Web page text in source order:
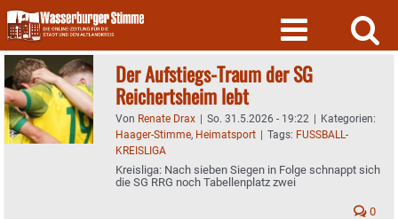
Skip
to
content
Der Aufstiegs-Traum der SG
Reichertsheim lebt
Von Renate Drax | So. 31.5.2026 - 19:22 | Kategorien:
Haager-Stimme, Heimatsport | Tags: FUSSBALL-
KREISLIGA
Kreisliga: Nach sieben Siegen in Folge schnappt sich
die SG RRG noch Tabellenplatz zwei
0